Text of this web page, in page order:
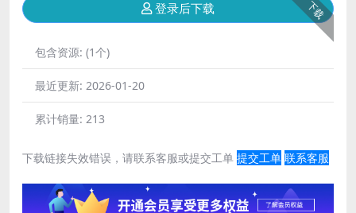
下载
登录后下载
包含资源: (1个)
最近更新: 2026-01-20
累计销量: 213
下载链接失效错误，请联系客服或提交工单 提交工单 联系客服